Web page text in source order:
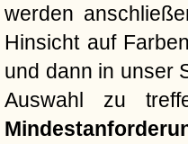
werden
Hinsicht auf
und dann in unser
Auswahl zu